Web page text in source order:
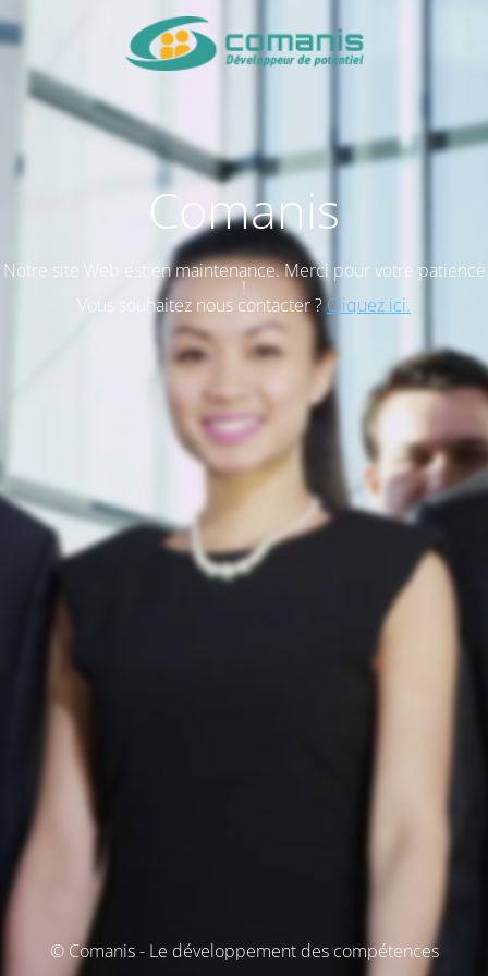
Comanis
Notre site Web est en maintenance. Merci pour votre patience
!
Vous souhaitez nous contacter ? Cliquez ici.
© Comanis - Le développement des compétences